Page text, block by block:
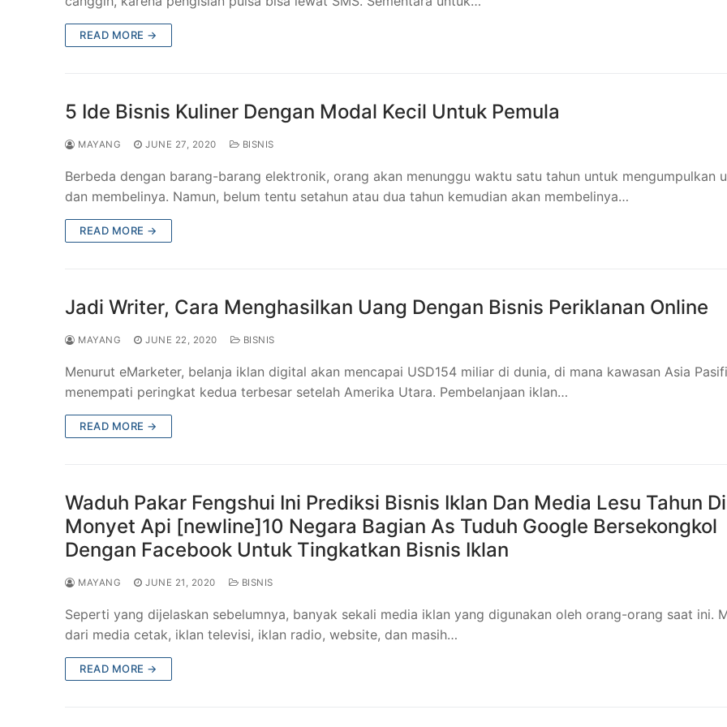
READ MORE →
5 Ide Bisnis Kuliner Dengan Modal Kecil Untuk Pemula
MAYANG JUNE 27, 2020 BISNIS
Berbeda dengan barang-barang elektronik, orang akan menunggu waktu satu tahun untuk mengumpulkan
dan membelinya. Namun, belum tentu setahun atau dua tahun kemudian akan membelinya…
READ MORE →
Jadi Writer, Cara Menghasilkan Uang Dengan Bisnis Periklanan Online
MAYANG JUNE 22, 2020 BISNIS
Menurut eMarketer, belanja iklan digital akan mencapai USD154 miliar di dunia, di mana kawasan Asia
menempati peringkat kedua terbesar setelah Amerika Utara. Pembelanjaan iklan…
READ MORE →
Waduh Pakar Fengshui Ini Prediksi Bisnis Iklan Dan Media Lesu Tahun Di
Monyet Api [newline]10 Negara Bagian As Tuduh Google Bersekongkol
Dengan Facebook Untuk Tingkatkan Bisnis Iklan
MAYANG JUNE 21, 2020 BISNIS
Seperti yang dijelaskan sebelumnya, banyak sekali media iklan yang digunakan oleh orang-orang saat ini.
dari media cetak, iklan televisi, iklan radio, website, dan masih…
READ MORE →